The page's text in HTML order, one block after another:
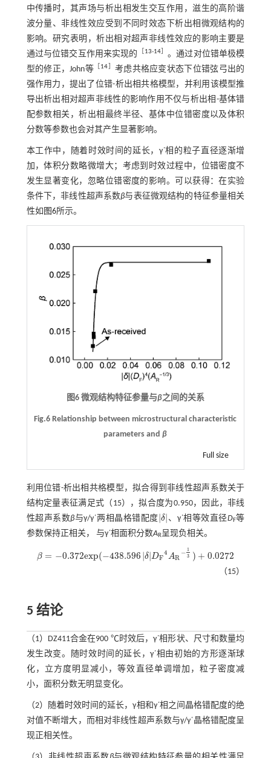
中传播时，其声场与析出相发生交互作用，滋生的高阶谐
波分量、非线性效应受到不同时效态下析出相微观结构的
影响。研究表明，析出相对超声非线性效应的影响主要是
通过与位错交互作用来实现的
13-14］ 。通过对位错单极模
型的修正，John等［ 14
考虑共格应变状态下位错弦弓出的
强作用力，提出了位错-析出相共格模型，并利用该模型推
导出析出相对超声非线性的影响作用不仅与析出相-基体错
配参数相关，析出相最终半径、基体中位错密度以及体积
分数等参数也会对其产生显著影响。
本工作中，随着时效时间的延长，γ΄相的粒子直径逐渐增
加，体积分数略微增大；考虑到时效过程中，位错密度不
发生显著变化，忽略位错密度的影响。可以获得：在实验
条件下，非线性超声系数β与表征微观结构的特征参量相关
性如 图6所示。
图6 微观结构特征参量与β之间的关系
Fig.6 Relationship between microstructural characteristic
parameters andβ
Full size
利用位错-析出相共格模型，拟合得到非线性超声系数关于
结构定量表征满足式（15）
，拟合度为0.950，因此，非线
性超声系数β与γ/γ΄两相晶格错配度 |δ|
δ 、γ΄相等效直径DF等
参数保持正相关， 与γ΄相面积分数AR呈现负相关。
β = −0.372exp(−438.596 |δ|DF
4 AR
− 1
3
) + 0.0272
β= -0.372exp(-438.596δDF4AR- 13 )+0.0272
（15）
5 结论
（1）DZ411合金在900 ℃时效后，γ΄相形状、尺寸和数量均
发生改变。随时效时间的延长，γ΄相由初始的方形逐渐球
化，立方度明显减小，等效直径单调增加，粒子密度减
小，面积分数无明显变化。
（2）随着时效时间的延长，γ相和γ΄相之间晶格错配度的绝
对值不断增大，而相对非线性超声系数与γ/γ΄晶格错配度呈
现正相关性。